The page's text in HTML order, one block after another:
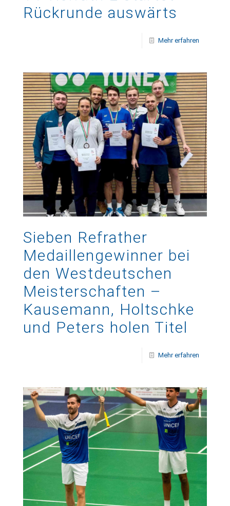
Rückrunde auswärts
Mehr erfahren
Sieben Refrather
Medaillengewinner bei
den Westdeutschen
Meisterschaften –
Kausemann, Holtschke
und Peters holen Titel
Mehr erfahren